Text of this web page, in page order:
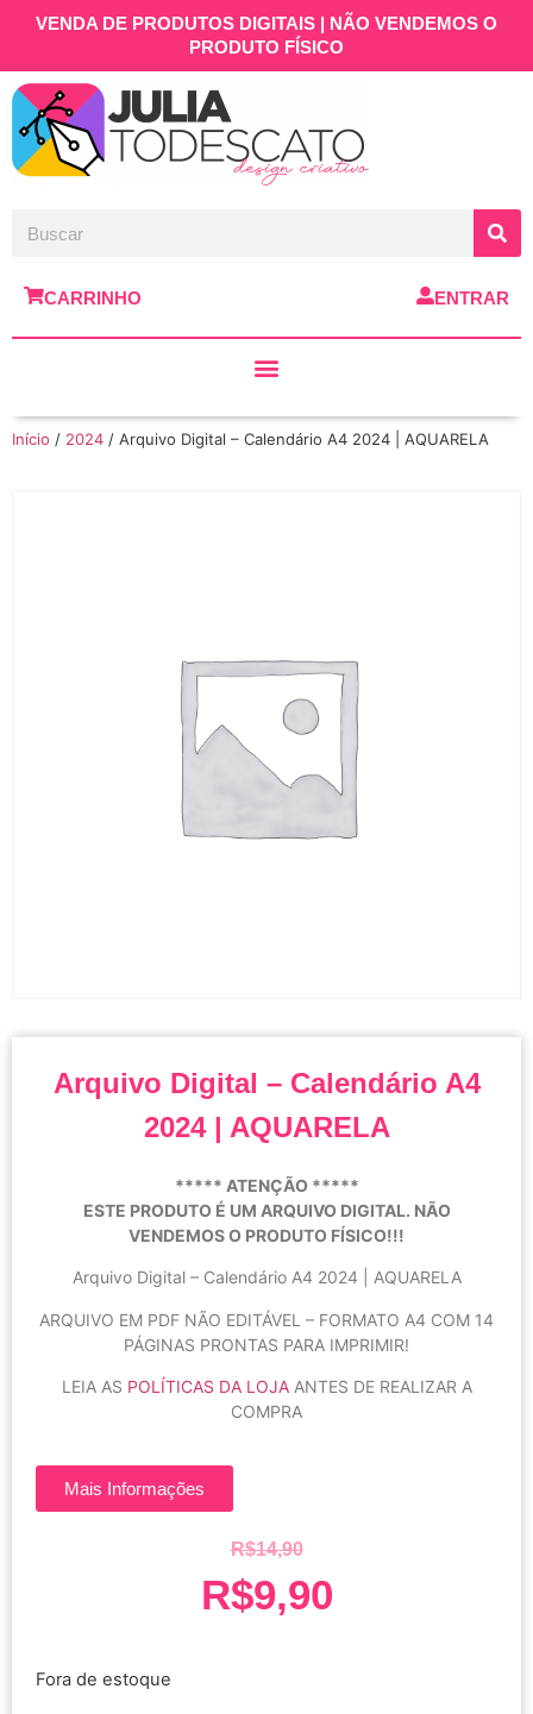
VENDA DE PRODUTOS DIGITAIS | NÃO VENDEMOS O
PRODUTO FÍSICO
CARRINHO ENTRAR
Início / 2024 / Arquivo Digital – Calendário A4 2024 | AQUARELA
Arquivo Digital – Calendário A4
2024 | AQUARELA
***** ATENÇÃO *****
ESTE PRODUTO É UM ARQUIVO DIGITAL. NÃO
VENDEMOS O PRODUTO FÍSICO!!!
Arquivo Digital – Calendário A4 2024 | AQUARELA
ARQUIVO EM PDF NÃO EDITÁVEL – FORMATO A4 COM 14
PÁGINAS PRONTAS PARA IMPRIMIR!
LEIA AS POLÍTICAS DA LOJAANTES DE REALIZAR A
COMPRA
Mais Informações
R$14,90
R$9,90
Fora de estoque